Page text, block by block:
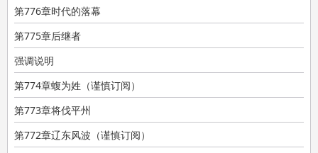
第776章时代的落幕
第775章后继者
强调说明
第774章蝮为姓（谨慎订阅）
第773章将伐平州
第772章辽东风波（谨慎订阅）